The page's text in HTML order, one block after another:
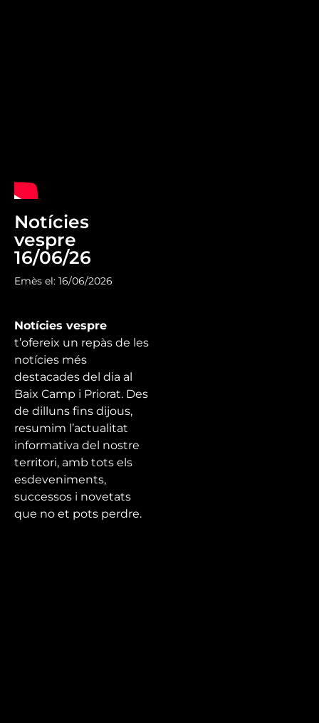
Notícies
vespre
16/06/26
Emès el: 16/06/2026
Notícies vespre
t’ofereix un repàs de les
notícies més
destacades del dia al
Baix Camp i Priorat. Des
de dilluns fins dijous,
resumim l’actualitat
informativa del nostre
territori, amb tots els
esdeveniments,
successos i novetats
que no et pots perdre.